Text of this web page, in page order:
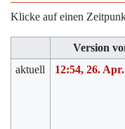
Klicke auf einen
Version
aktuell
12:54, 26.